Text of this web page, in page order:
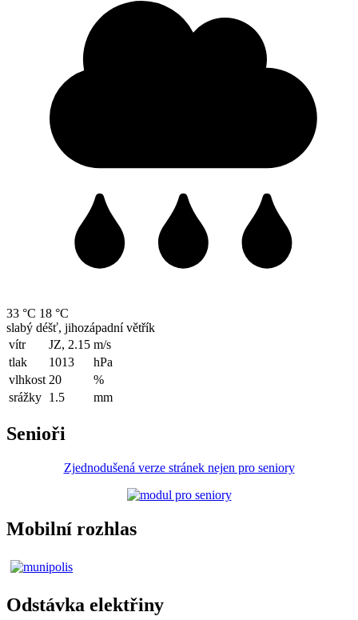
33 °C 18 °C
slabý déšť, jihozápadní větřík
vítr
JZ, 2.15 m/s
tlak
1013
hPa
vlhkost 20
%
srážky 1.5 mm
Senioři
Zjednodušená verze stránek nejen pro seniory
Mobilní rozhlas
Odstávka elektřiny